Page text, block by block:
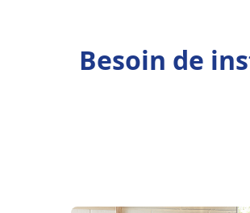
Besoin de